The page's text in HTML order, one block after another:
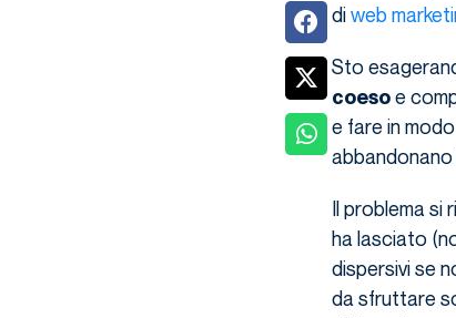
diweb
Sto
coesoe
e fare in
abbandonano
Il problema si
ha lasciato
dispersivi se
da sfruttare